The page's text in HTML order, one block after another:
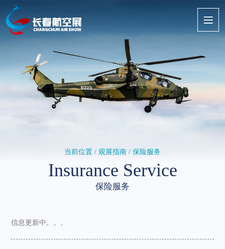
当前位置 / 观展指南 / 保险服务
Insurance Service
保险服务
信息更新中。。。